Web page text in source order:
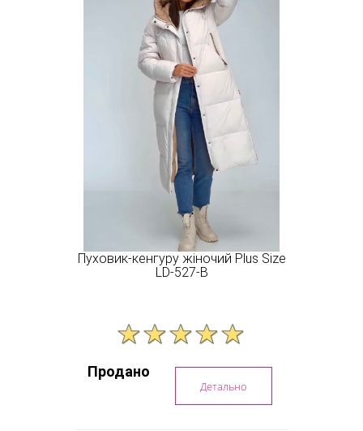
Пуховик-кенгуру жіночий Plus Size
LD-527-B
Продано
Детально